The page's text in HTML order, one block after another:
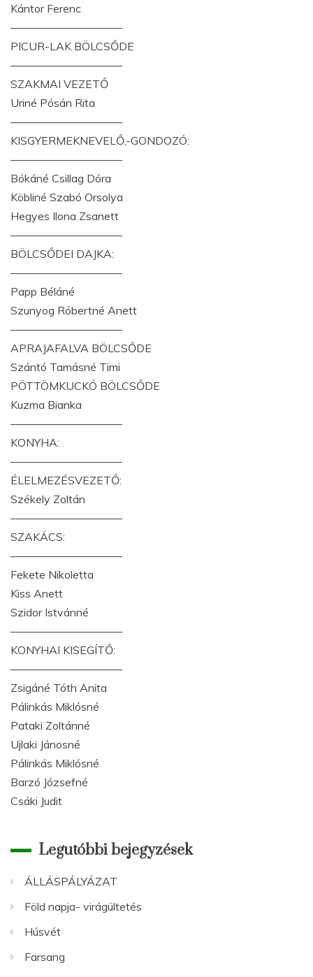
Kántor Ferenc
——————————
PICUR-LAK BÖLCSŐDE
——————————
SZAKMAI VEZETŐ
Uriné Pósán Rita
——————————
KISGYERMEKNEVELŐ,-GONDOZÓ:
——————————
Bókáné Csillag Dóra
Köbliné Szabó Orsolya
Hegyes Ilona Zsanett
——————————
BÖLCSŐDEI DAJKA:
——————————
Papp Béláné
Szunyog Róbertné Anett
——————————
APRAJAFALVA BÖLCSŐDE
Szántó Tamásné Timi
PÖTTÖMKUCKÓ BÖLCSŐDE
Kuzma Bianka
——————————
KONYHA:
——————————
ÉLELMEZÉSVEZETŐ:
Székely Zoltán
——————————
SZAKÁCS:
——————————
Fekete Nikoletta
Kiss Anett
Szidor Istvánné
——————————
KONYHAI KISEGÍTŐ:
——————————
Zsigáné Tóth Anita
Pálinkás Miklósné
Pataki Zoltánné
Ujlaki Jánosné
Pálinkás Miklósné
Barzó Józsefné
Csáki Judit
Legutóbbi bejegyzések
ÁLLÁSPÁLYÁZAT
Föld napja- virágültetés
Húsvét
Farsang